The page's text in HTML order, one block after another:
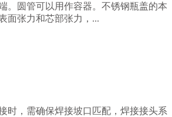
。圆管可以用作容器。不锈钢瓶盖的本
面张力和芯部张力，...
时，需确保焊接坡口匹配，焊接接头系